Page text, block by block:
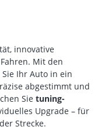
innovative
Mit den
Ihr Auto in ein
abgestimmt und
Sie tuning-
Upgrade – für
Strecke.